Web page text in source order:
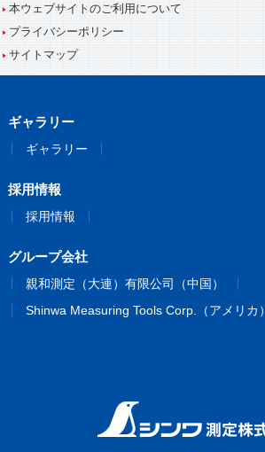
本ウェブサイトのご利用について
プライバシーポリシー
サイトマップ
ギャラリー
ギャラリー
採用情報
採用情報
グループ会社
親和測定（大連）有限公司（中国）
Shinwa Measuring Tools Corp.（アメリカ）